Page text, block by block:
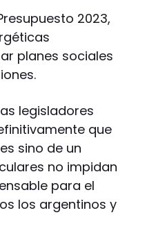
2023,
planes sociales
legisladores
que
sino de un
no impidan
para el
los argentinos y